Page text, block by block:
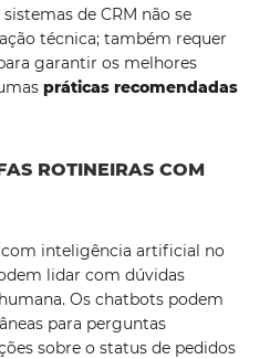
de CRM não se
técnica; também requer
garantir os melhores
práticas recomendadas
ROTINEIRAS COM
inteligência artificial no
lidar com dúvidas
Os chatbots podem
para perguntas
sobre o status de pedidos